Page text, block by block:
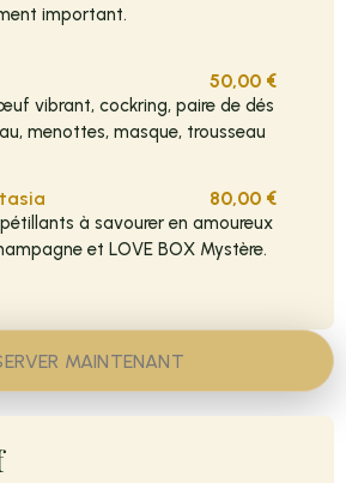
important.
50,00 €
vibrant, cockring, paire de dés
menottes, masque, trousseau
80,00 €
à savourer en amoureux
et LOVE BOX Mystère.
MAINTENANT